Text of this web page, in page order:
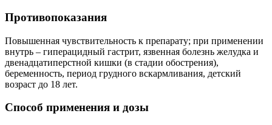
Противопоказания
Повышенная чувствительность к препарату; при применении
внутрь – гиперацидный гастрит, язвенная болезнь желудка и
двенадцатиперстной кишки (в стадии обострения),
беременность, период грудного вскармливания, детский
возраст до 18 лет.
Способ применения и дозы